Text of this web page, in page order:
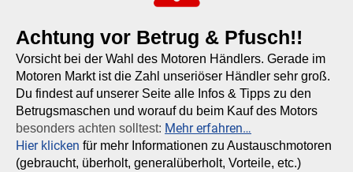
Achtung vor Betrug & Pfusch!!
Vorsicht bei der Wahl des Motoren Händlers. Gerade im
Motoren Markt ist die Zahl unseriöser Händler sehr groß.
Du findest auf unserer Seite alle Infos & Tipps zu den
Betrugsmaschen und worauf du beim Kauf des Motors
besonders achten solltest: Mehr erfahren…
Hier klicken für mehr Informationen zu Austauschmotoren
(gebraucht, überholt, generalüberholt, Vorteile, etc.)